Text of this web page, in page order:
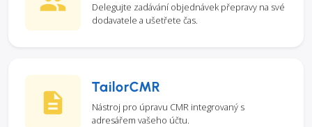
Delegujte zadávání objednávek přepravy na své
dodavatele a ušetřete čas.
TailorCMR
Nástroj pro úpravu CMR integrovaný s
adresářem vašeho účtu.